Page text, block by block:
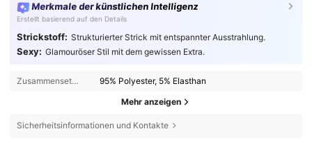
Merkmale der künstlichen Intelligenz
Erstellt basierend auf den Details
Strickstoff: Strukturierter Strick mit entspannter Ausstrahlung.
Sexy: Glamouröser Stil mit dem gewissen Extra.
Zusammensetzung: 95% Polyester, 5% Elasthan
Mehr anzeigen
Sicherheitsinformationen und Kontakte